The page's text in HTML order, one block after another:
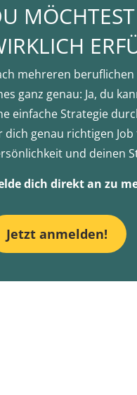
mehreren
ganz genau: Ja, du
einfache Strategie
dich genau richtigen
und deinen
dich direkt an zu
Jetzt anmelden!